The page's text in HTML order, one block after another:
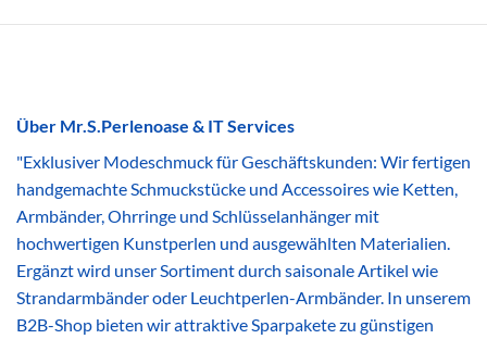
Über Mr.S.Perlenoase & IT Services
"Exklusiver Modeschmuck für Geschäftskunden: Wir fertigen
handgemachte Schmuckstücke und Accessoires wie Ketten,
Armbänder, Ohrringe und Schlüsselanhänger mit
hochwertigen Kunstperlen und ausgewählten Materialien.
Ergänzt wird unser Sortiment durch saisonale Artikel wie
Strandarmbänder oder Leuchtperlen-Armbänder. In unserem
B2B-Shop bieten wir attraktive Sparpakete zu günstigen